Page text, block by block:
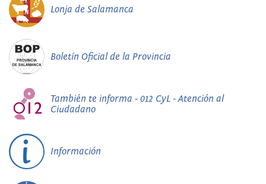
Lonja de Salamanca
Boletín Oficial de la Provincia
También te informa - 012 CyL - Atención al
Ciudadano
Información